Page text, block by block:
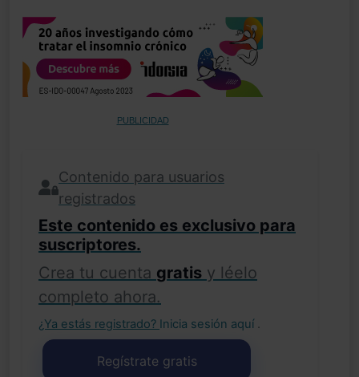
PUBLICIDAD
Contenido para usuarios
registrados
Este contenido es exclusivo para
suscriptores.
Crea tu cuenta gratis y léelo
completo ahora.
¿Ya estás registrado? Inicia sesión aquí .
Regístrate gratis